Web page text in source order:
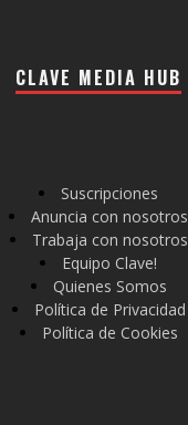
CLAVE MEDIA HUB
Suscripciones
Anuncia con nosotros
Trabaja con nosotros
Equipo Clave!
Quienes Somos
Política de Privacidad
Política de Cookies